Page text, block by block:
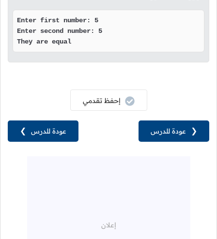
Enter first number: 5
Enter second number: 5
They are equal
عودة للدرس ❯
إحفظ تقدمي
❮ عودة للدرس